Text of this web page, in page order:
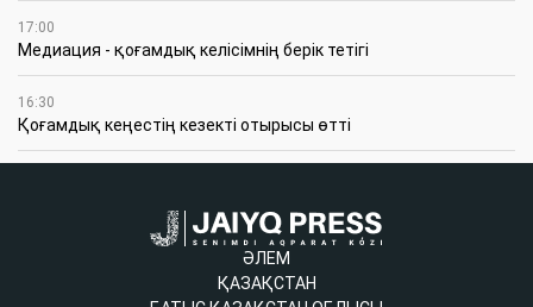
17:00
Медиация - қоғамдық келісімнің берік тетігі
16:30
Қоғамдық кеңестің кезекті отырысы өтті
ӘЛЕМ
ҚАЗАҚСТАН